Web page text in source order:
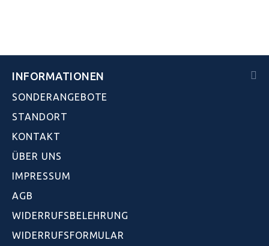
INFORMATIONEN
SONDERANGEBOTE
STANDORT
KONTAKT
ÜBER UNS
IMPRESSUM
AGB
WIDERRUFSBELEHRUNG
WIDERRUFSFORMULAR